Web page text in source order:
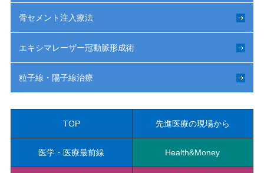
骨セメント注入療法
エキシマレーザー冠動脈形成術
粒子線・陽子線治療
TOP 先進医療の現場から
医学・医療最前線 Health&Money